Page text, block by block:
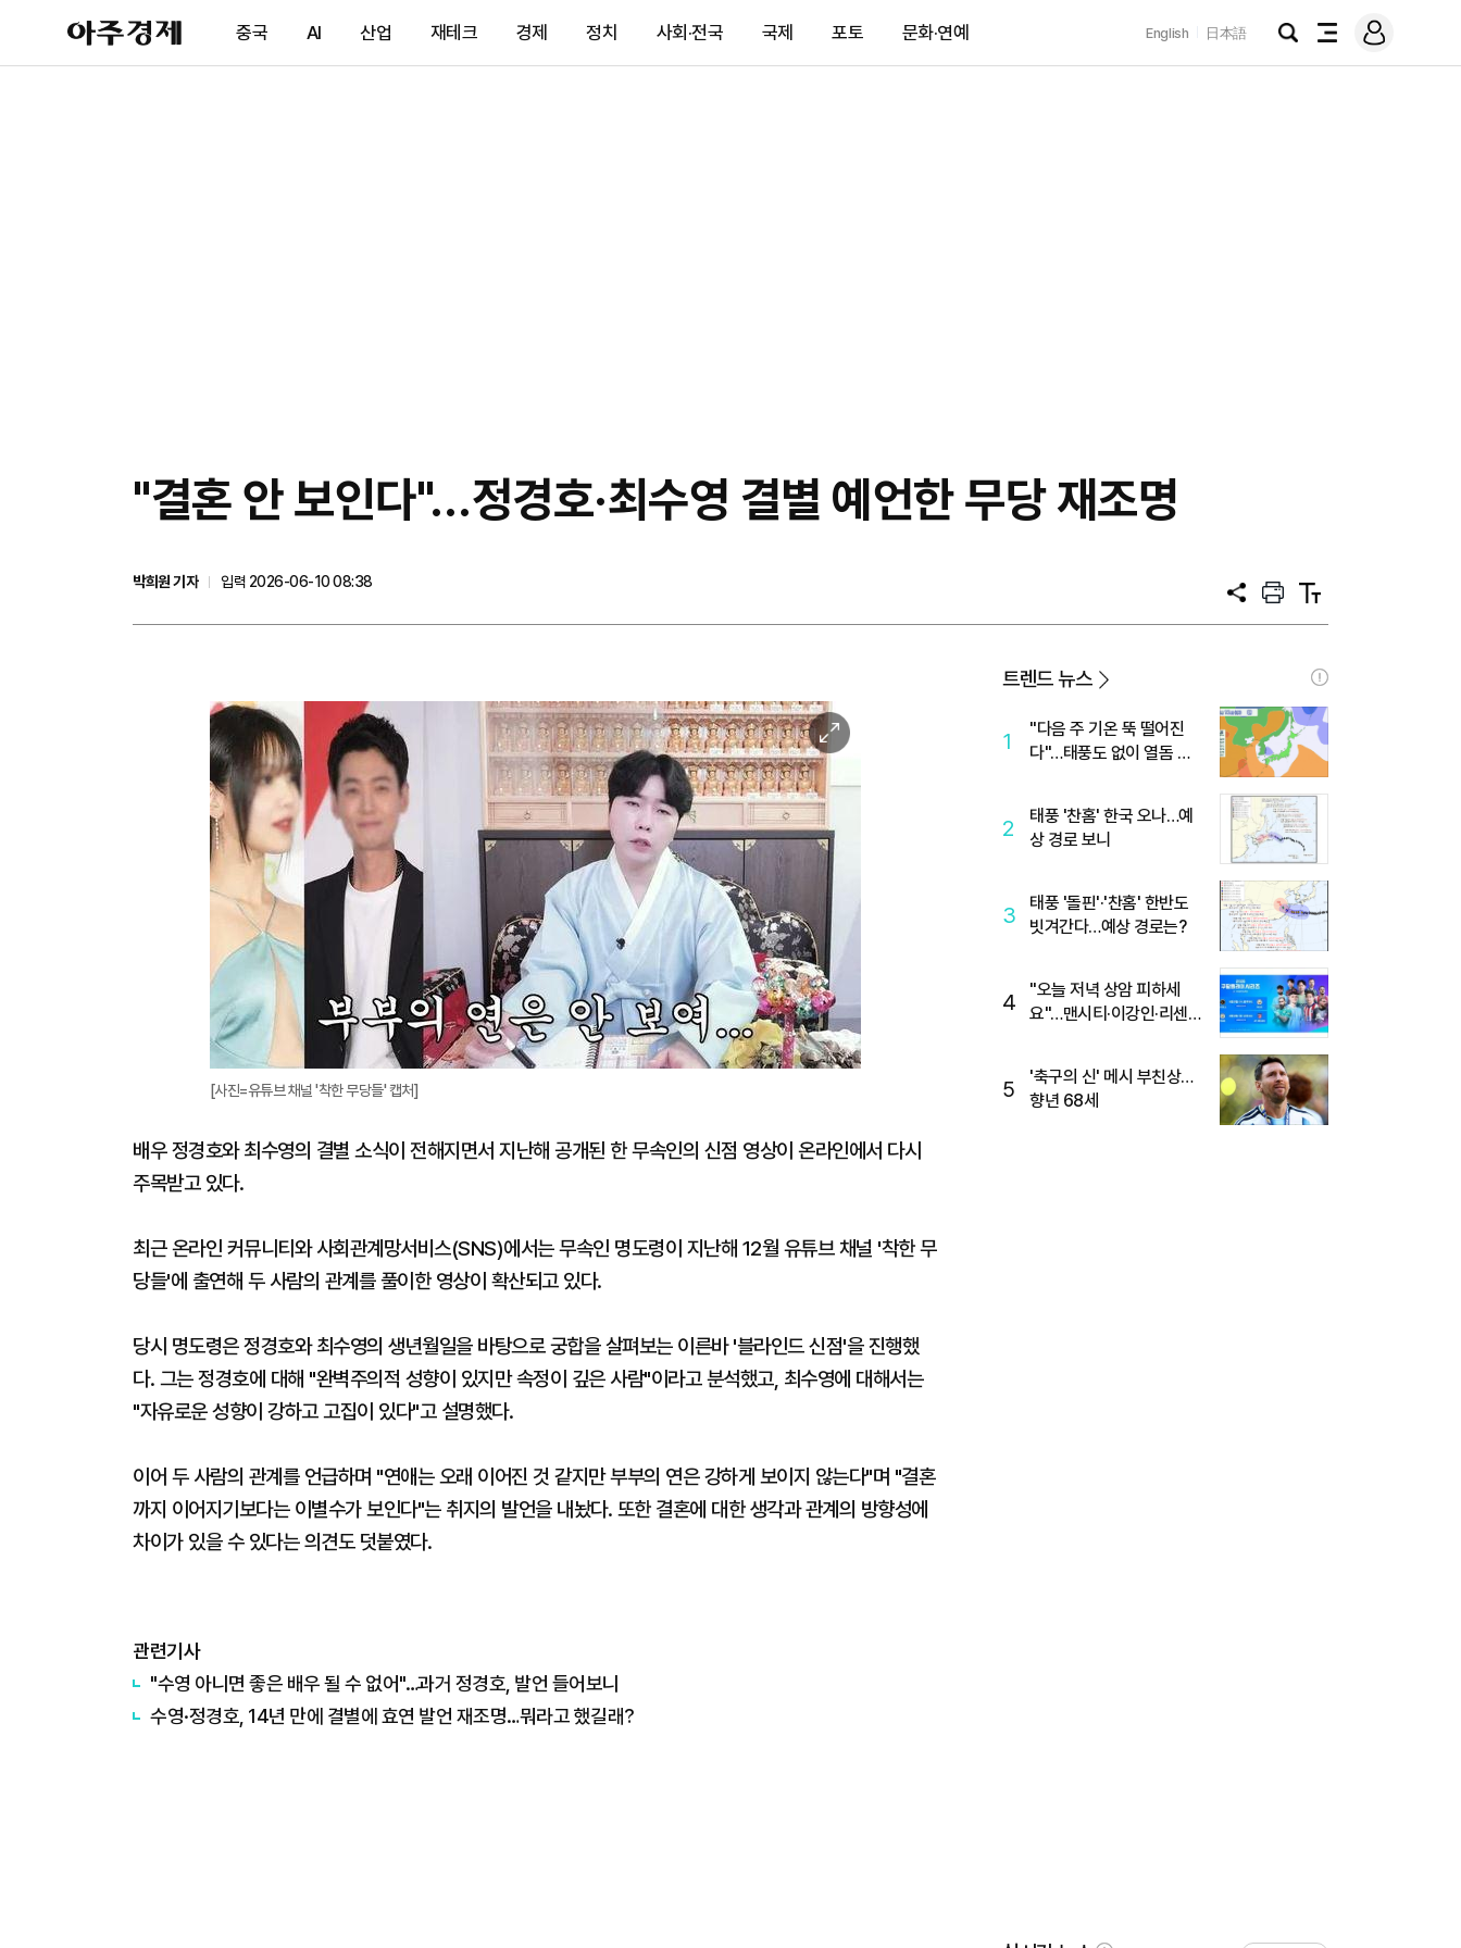
아
주
제
중국 AI 산업 재테크 경제 정치 사회·전국 국제 포토 문화·연예 English 日本語
검
전
메
그
"결혼 안 보인다"…정경호·최수영 결별 예언한 무당 재조명
박희원 기자
입력 2026-06-10 08:38
공
프
트
텍
트
이
미
지
확
대
[사진=유튜브 채널 '착한 무당들' 캡처]
배우 정경호와 최수영의 결별 소식이 전해지면서 지난해 공개된 한 무속인의 신점 영상이 온라인에서 다시
주목받고 있다.
최근 온라인 커뮤니티와 사회관계망서비스(SNS)에서는 무속인 명도령이 지난해 12월 유튜브 채널 '착한 무
당들'에 출연해 두 사람의 관계를 풀이한 영상이 확산되고 있다.
당시 명도령은 정경호와 최수영의 생년월일을 바탕으로 궁합을 살펴보는 이른바 '블라인드 신점'을 진행했
다. 그는 정경호에 대해 "완벽주의적 성향이 있지만 속정이 깊은 사람"이라고 분석했고, 최수영에 대해서는
"자유로운 성향이 강하고 고집이 있다"고 설명했다.
이어 두 사람의 관계를 언급하며 "연애는 오래 이어진 것 같지만 부부의 연은 강하게 보이지 않는다"며 "결혼
까지 이어지기보다는 이별수가 보인다"는 취지의 발언을 내놨다. 또한 결혼에 대한 생각과 관계의 방향성에
차이가 있을 수 있다는 의견도 덧붙였다.
관련기사
"수영 아니면 좋은 배우 될 수 없어"…과거 정경호, 발언 들어보니
수영·정경호, 14년 만에 결별에 효연 발언 재조명…뭐라고 했길래?
트렌드 뉴스
1
"다음 주 기온 뚝 떨어진
다"…태풍도 없이 열돔 박
2
태풍 '찬홈' 한국 오나…예
상 경로 보니
3
태풍 '돌핀'·'찬홈' 한반도
빗겨간다…예상 경로는?
4
"오늘 저녁 상암 피하세
요"…맨시티·이강인·리센느
5
'축구의 신' 메시 부친상…
향년 68세